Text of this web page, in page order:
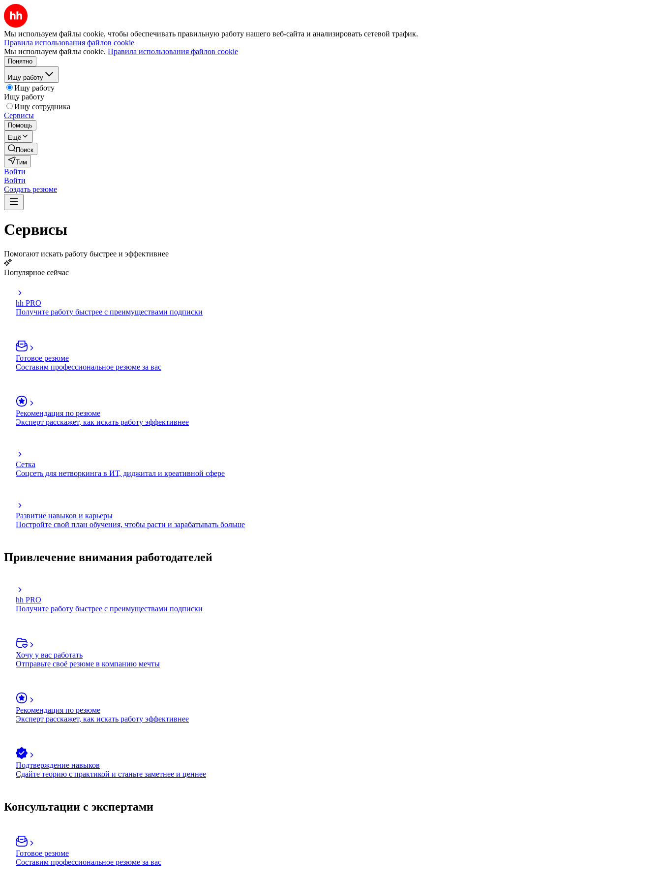
Мы используем файлы cookie, чтобы обеспечивать правильную работу нашего веб-сайта и анализировать сетевой трафик.
Правила использования файлов cookie
Мы используем файлы cookie. Правила использования файлов cookie
Понятно
Ищу работу
Ищу работу
Ищу работу
Ищу сотрудника
Сервисы
Помощь
Ещё
Поиск
Тим
Войти
Войти
Создать резюме
Сервисы
Помогают искать работу быстрее и эффективнее
Популярное сейчас
hh PRO
Получите работу быстрее с преимуществами подписки
Готовое резюме
Составим профессиональное резюме за вас
Рекомендация по резюме
Эксперт расскажет, как искать работу эффективнее
Сетка
Соцсеть для нетворкинга в ИТ, диджитал и креативной сфере
Развитие навыков и карьеры
Постройте свой план обучения, чтобы расти и зарабатывать больше
Привлечение внимания работодателей
hh PRO
Получите работу быстрее с преимуществами подписки
Хочу у вас работать
Отправьте своё резюме в компанию мечты
Рекомендация по резюме
Эксперт расскажет, как искать работу эффективнее
Подтверждение навыков
Сдайте теорию с практикой и станьте заметнее и ценнее
Консультации с экспертами
Готовое резюме
Составим профессиональное резюме за вас